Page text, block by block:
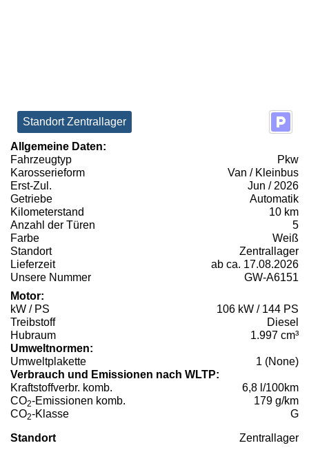
Standort Zentrallager
Allgemeine Daten:
Fahrzeugtyp
Pkw
Karosserieform
Van / Kleinbus
Erst-Zul.
Jun / 2026
Getriebe
Automatik
Kilometerstand
10 km
Anzahl der Türen
5
Farbe
Weiß
Standort
Zentrallager
Lieferzeit
ab ca. 17.08.2026
Unsere Nummer
GW-A6151
Motor:
kW / PS
106 kW / 144 PS
Treibstoff
Diesel
Hubraum
1.997 cm³
Umweltnormen:
Umweltplakette
1 (None)
Verbrauch und Emissionen nach WLTP:
Kraftstoffverbr. komb.
6,8 l/100km
CO2-Emissionen komb.
179 g/km
CO2-Klasse G
Standort Zentrallager